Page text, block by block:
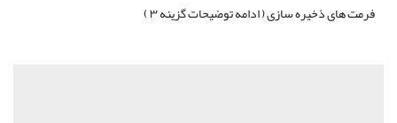
فرمت های ذخیره سازی ( ادامه توضیحات گزینه ۳ )